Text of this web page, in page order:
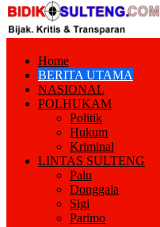
Home
BERITA UTAMA
NASIONAL
POLHUKAM
Politik
Hukum
Kriminal
LINTAS SULTENG
Palu
Donggala
Sigi
Parimo